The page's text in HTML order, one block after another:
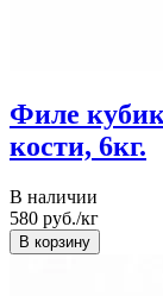
Филе
кости, 6кг.
В наличии
580 руб./кг